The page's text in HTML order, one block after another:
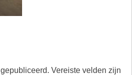
Vereiste velden zijn